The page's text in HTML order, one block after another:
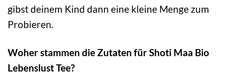
gibst deinem Kind dann eine kleine Menge zum
Probieren.
Woher stammen die Zutaten für Shoti Maa Bio
Lebenslust Tee?